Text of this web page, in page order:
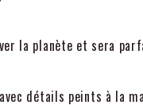
la planète et sera
détails peints à la